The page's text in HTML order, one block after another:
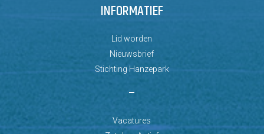
INFORMATIEF
Lid worden
Nieuwsbrief
Stichting Hanzepark
–
Vacatures